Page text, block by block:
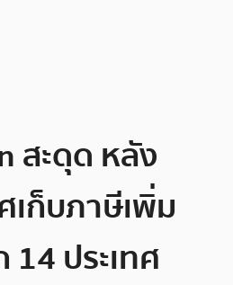
สะดุด หลัง
เก็บภาษีเพิ่ม
14 ประเทศ